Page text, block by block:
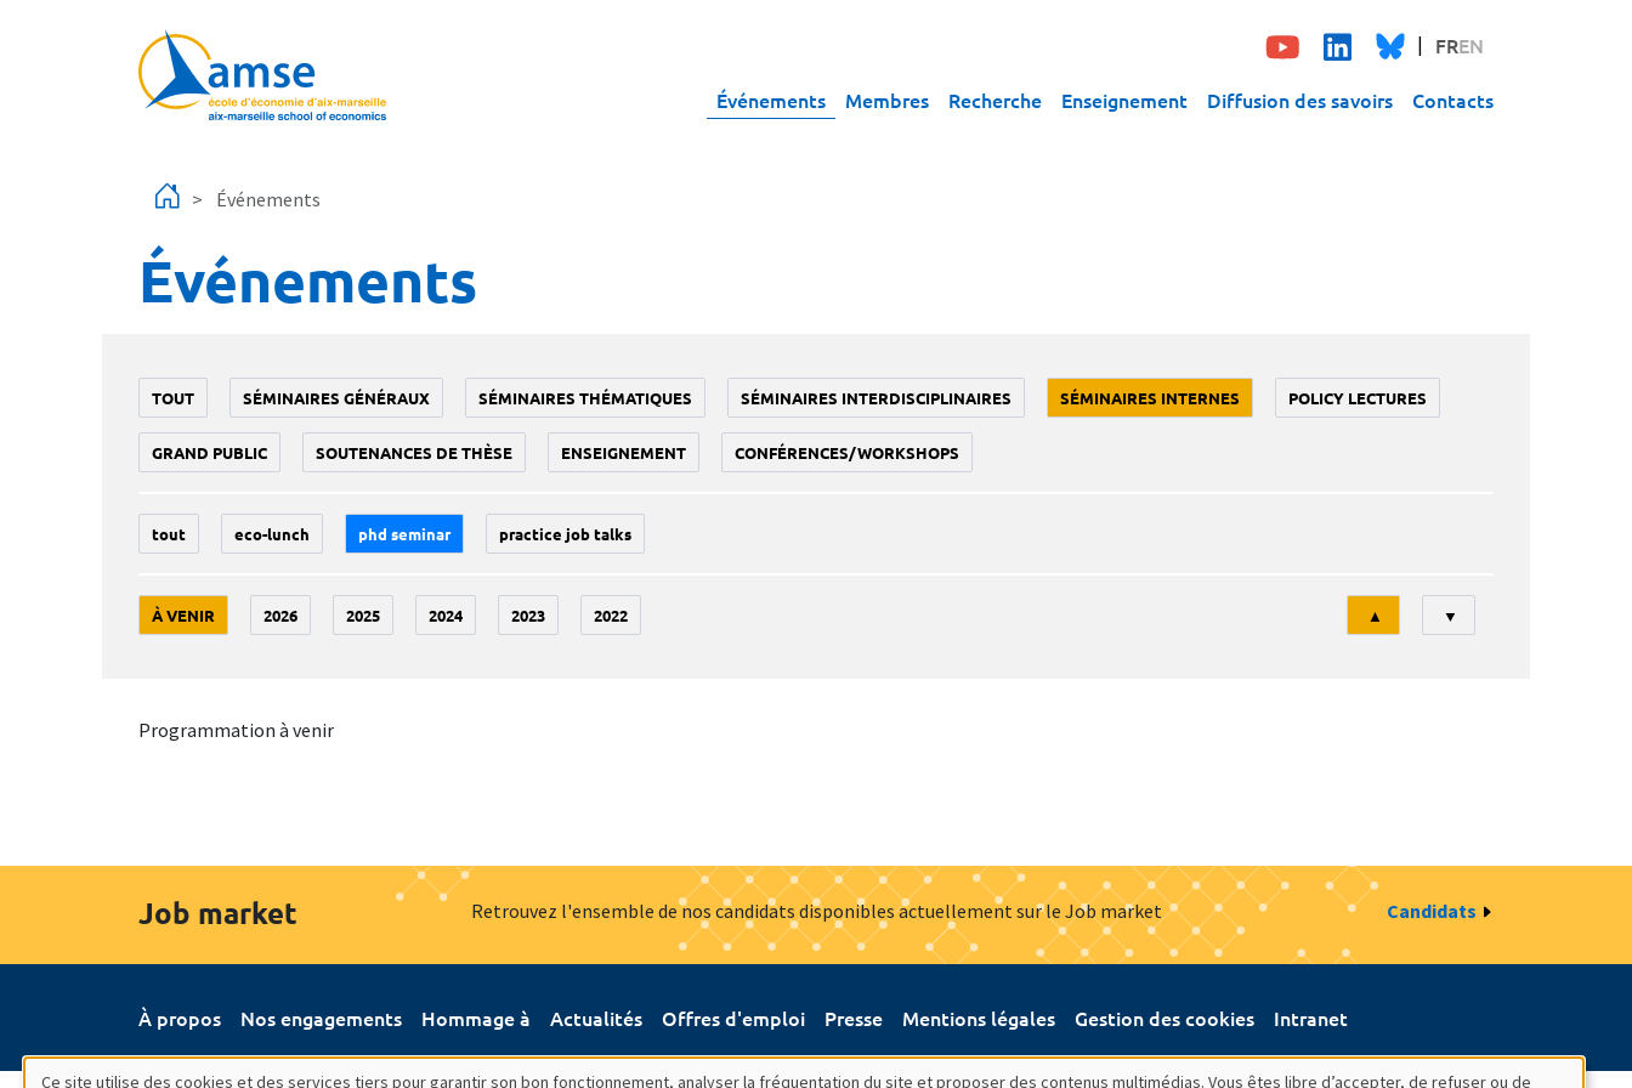
FREN
Événements Membres Recherche Enseignement Diffusion des savoirs Contacts
Événements
Événements
TOUT SÉMINAIRES GÉNÉRAUX SÉMINAIRES THÉMATIQUES SÉMINAIRES INTERDISCIPLINAIRES SÉMINAIRES INTERNES POLICY LECTURES
GRAND PUBLIC SOUTENANCES DE THÈSE ENSEIGNEMENT CONFÉRENCES/WORKSHOPS
tout eco-lunch phd seminar practice job talks
À VENIR 2026 2025 2024 2023 2022
Tri
▲ ▼
Programmation à venir
Job market Retrouvez l'ensemble de nos candidats disponibles actuellement sur le Job market Candidats
À propos Nos engagements Hommage à Actualités Offres d'emploi Presse Mentions légales Gestion des cookies Intranet
Ce site utilise des cookies et des services tiers pour garantir son bon fonctionnement, analyser la fréquentation du site et proposer des contenus multimédias. Vous êtes libre d’accepter, de refuser ou de